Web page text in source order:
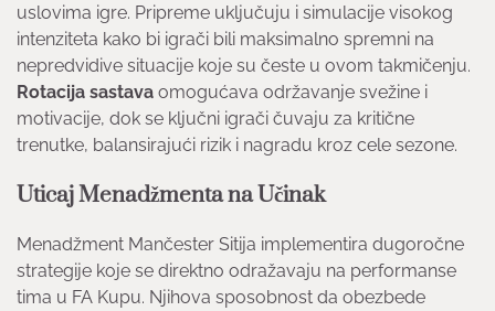
uslovima igre. Pripreme uključuju i simulacije visokog
intenziteta kako bi igrači bili maksimalno spremni na
nepredvidive situacije koje su česte u ovom takmičenju.
Rotacija sastava omogućava održavanje svežine i
motivacije, dok se ključni igrači čuvaju za kritične
trenutke, balansirajući rizik i nagradu kroz cele sezone.
Uticaj Menadžmenta na Učinak
Menadžment Mančester Sitija implementira dugoročne
strategije koje se direktno odražavaju na performanse
tima u FA Kupu. Njihova sposobnost da obezbede